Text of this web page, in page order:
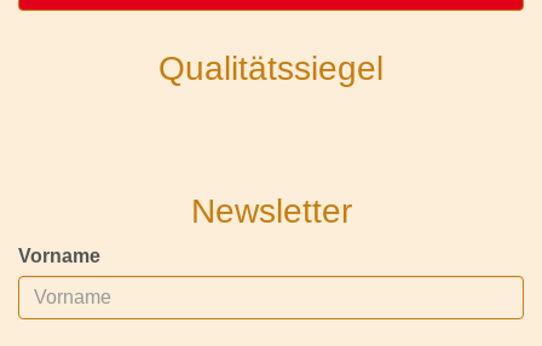
Qualitätssiegel
Newsletter
Vorname